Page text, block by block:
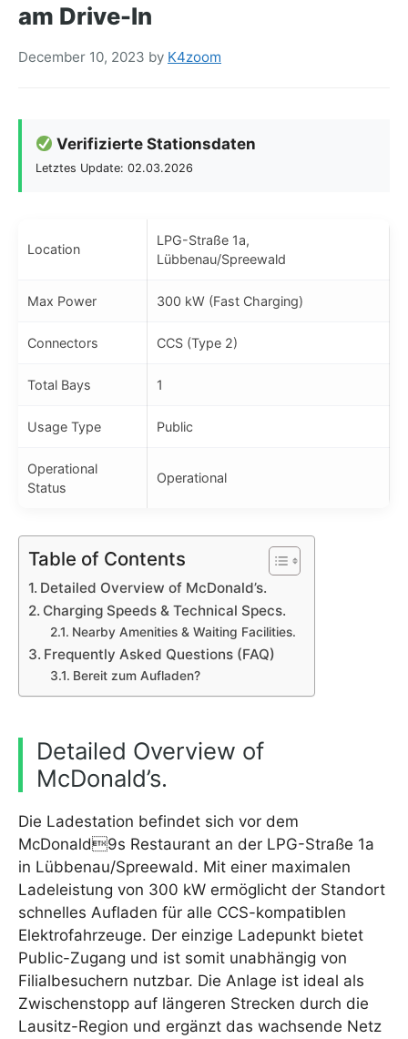
am Drive-In
December 10, 2023 by K4zoom
Verifizierte Stationsdaten
Letztes Update: 02.03.2026
Location
LPG-Straße 1a,
Lübbenau/Spreewald
Max Power 300 kW (Fast Charging)
Connectors CCS (Type 2)
Total Bays 1
Usage Type Public
Operational
Status
Operational
Table of Contents
Detailed Overview of McDonald’s.
Charging Speeds & Technical Specs.
Nearby Amenities & Waiting Facilities.
Frequently Asked Questions (FAQ)
Bereit zum Aufladen?
Detailed Overview of
McDonald’s.
Die Ladestation befindet sich vor dem
McDonald9s Restaurant an der LPG-Straße 1a
in Lübbenau/Spreewald. Mit einer maximalen
Ladeleistung von 300 kW ermöglicht der Standort
schnelles Aufladen für alle CCS-kompatiblen
Elektrofahrzeuge. Der einzige Ladepunkt bietet
Public-Zugang und ist somit unabhängig von
Filialbesuchern nutzbar. Die Anlage ist ideal als
Zwischenstopp auf längeren Strecken durch die
Lausitz-Region und ergänzt das wachsende Netz